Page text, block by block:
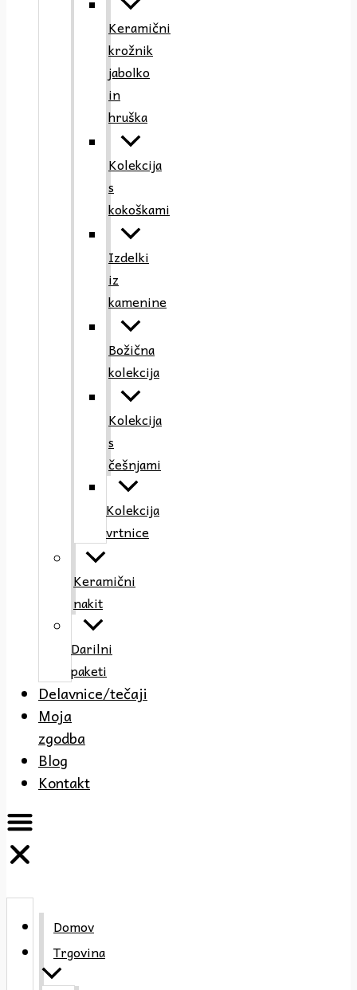
Keramični
krožnik
jabolko
in
hruška
Kolekcija
s
kokoškami
Izdelki
iz
kamenine
Božična
kolekcija
Kolekcija
s
češnjami
Kolekcija
vrtnice
Keramični
nakit
Darilni
paketi
Delavnice/tečaji
Moja
zgodba
Blog
Kontakt
Domov
Trgovina